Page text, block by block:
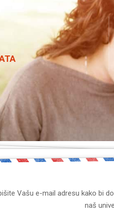
Vašu e-mail adresu kako bi
naš